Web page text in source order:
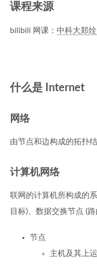
课程来源
bilibili 网课： 中科大郑
什么是 Internet
网络
由节点和边构成的拓扑
计算机网络
联网的计算机所构成的
目标)、数据交换节点 (
节点
主机及其上